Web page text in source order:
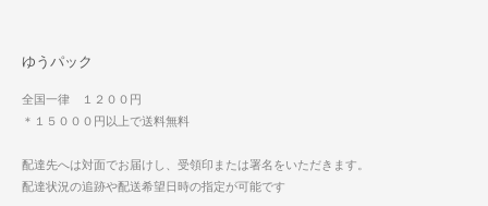
ゆうパック
全国一律 １２００円
＊１５０００円以上で送料無料
配達先へは対面でお届けし、受領印または署名をいただきます。
配達状況の追跡や配送希望日時の指定が可能です